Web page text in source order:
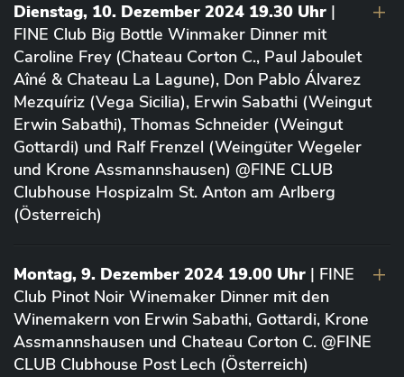
Dienstag, 10. Dezember 2024 19.30 Uhr |
FINE Club Big Bottle Winmaker Dinner mit
Caroline Frey (Chateau Corton C., Paul Jaboulet
Aîné & Chateau La Lagune), Don Pablo Álvarez
Mezquíriz (Vega Sicilia), Erwin Sabathi (Weingut
Erwin Sabathi), Thomas Schneider (Weingut
Gottardi) und Ralf Frenzel (Weingüter Wegeler
und Krone Assmannshausen) @FINE CLUB
Clubhouse Hospizalm St. Anton am Arlberg
(Österreich)
Montag, 9. Dezember 2024 19.00 Uhr | FINE
Club Pinot Noir Winemaker Dinner mit den
Winemakern von Erwin Sabathi, Gottardi, Krone
Assmannshausen und Chateau Corton C. @FINE
CLUB Clubhouse Post Lech (Österreich)